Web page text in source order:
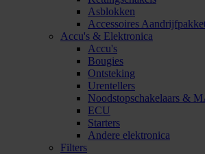
Asblokken
Accessoires
Accu's & Elektronica
Accu's
Bougies
Ontsteking
Urentellers
Noodstopschakelaars &
ECU
Starters
Andere elektronica
Filters